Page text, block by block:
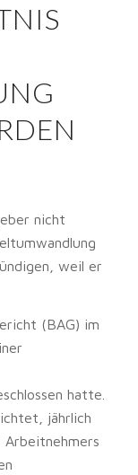
nicht
weil er
(BAG) im
hatte.
jährlich
Arbeitnehmers